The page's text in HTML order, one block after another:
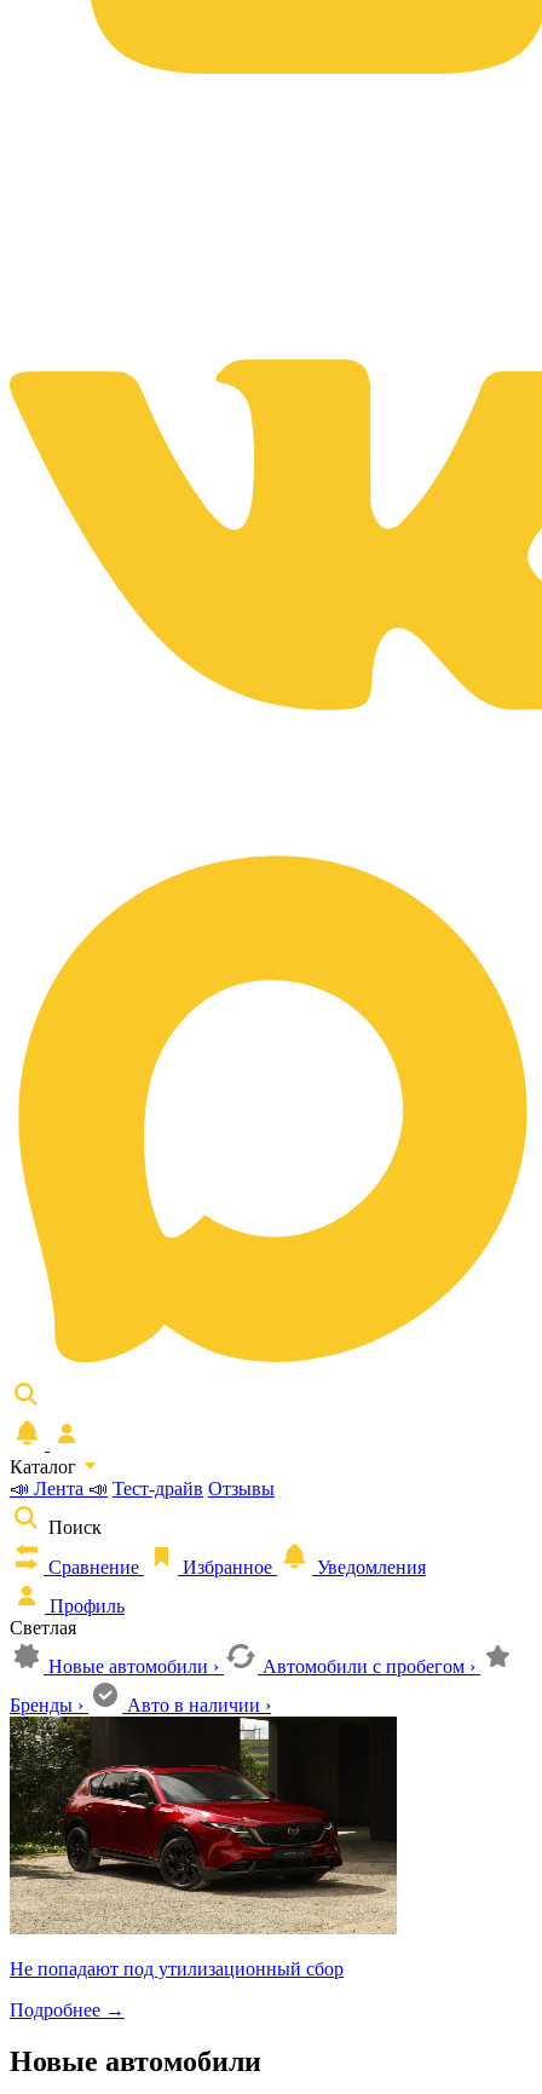
Каталог
📣 Лента 📣 Тест-драйв Отзывы
Поиск
Сравнение
Избранное
Уведомления
Профиль
Светлая
Новые автомобили › Автомобили с пробегом ›
Бренды › Авто в наличии ›
Не попадают под утилизационный сбор
Подробнее →
Новые автомобили